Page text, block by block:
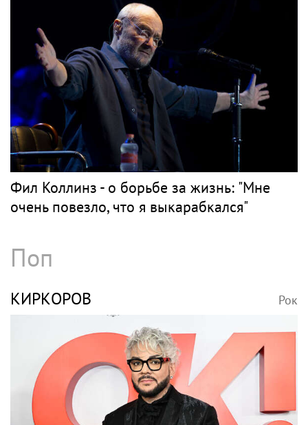
Фил Коллинз - о борьбе за жизнь: "Мне
очень повезло, что я выкарабкался"
Поп
КИРКОРОВ Рок